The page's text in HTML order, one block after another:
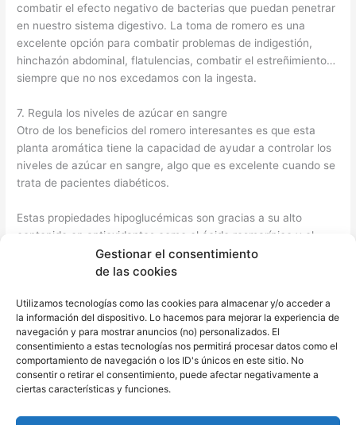
Gestionar el consentimiento
de las cookies
Utilizamos tecnologías como las cookies para almacenar y/o acceder a
la información del dispositivo. Lo hacemos para mejorar la experiencia de
navegación y para mostrar anuncios (no) personalizados. El
consentimiento a estas tecnologías nos permitirá procesar datos como el
comportamiento de navegación o los ID's únicos en este sitio. No
consentir o retirar el consentimiento, puede afectar negativamente a
ciertas características y funciones.
combatir el efecto negativo de bacterias que puedan penetrar
en nuestro sistema digestivo. La toma de romero es una
excelente opción para combatir problemas de indigestión,
hinchazón abdominal, flatulencias, combatir el estreñimiento…
siempre que no nos excedamos con la ingesta.
7. Regula los niveles de azúcar en sangre
Otro de los beneficios del romero interesantes es que esta
planta aromática tiene la capacidad de ayudar a controlar los
niveles de azúcar en sangre, algo que es excelente cuando se
trata de pacientes diabéticos.
Estas propiedades hipoglucémicas son gracias a su alto
contenido en antioxidantes como el ácido rosmarínico y el
ácido carnósico.
de la insulina, es decir, pueden ser capaces de incrementar los
niveles de glucosa que ingresan en las células haciendo que
los niveles de azúcar en sangre disminuyan
considerablemente.
8. Favorece tu salud ocular